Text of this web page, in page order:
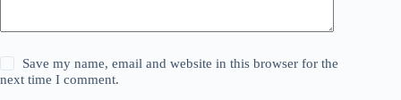
Save my name, email and website in this browser for the
next time I comment.